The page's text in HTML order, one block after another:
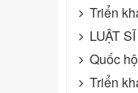
Triển
LUẬT
Quốc
Triển